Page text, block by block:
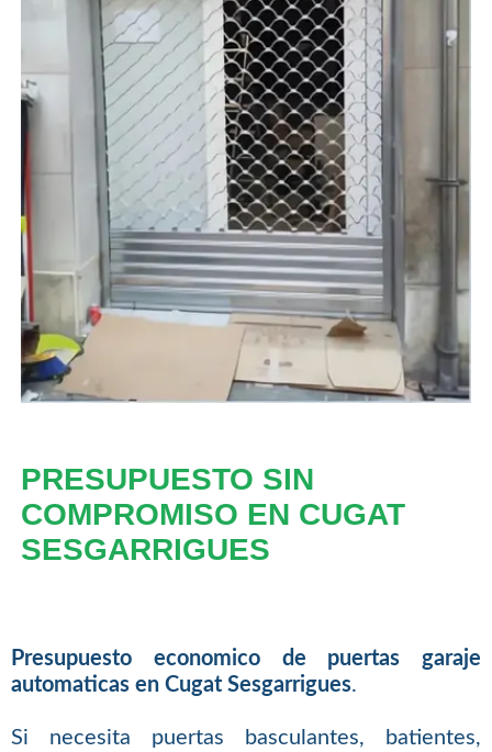
PRESUPUESTO SIN
COMPROMISO EN CUGAT
SESGARRIGUES
Presupuesto economico de puertas garaje
automaticas en Cugat Sesgarrigues.
Si necesita puertas basculantes, batientes,